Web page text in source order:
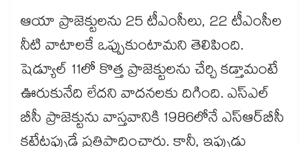
ఆయా ప్రాజెక్టులను 25 టీఎంసీలు, 22 టీఎంసీల
నీటి వాటాలకే ఒప్పుకుంటామని తెలిపింది.
షెడ్యూల్​ 11లో కొత్త ప్రాజెక్టులను చేర్చి కడ్తామంటే
ఊరుకునేది లేదని వాదనలకు దిగింది. ఎస్​ఎల్​
బీసీ ప్రాజెక్టును వాస్తవానికి 1986లోనే ఎస్​ఆర్​బీసీ